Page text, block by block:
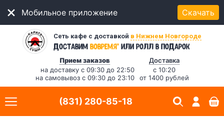
Мобильное приложение Скачать
Сеть кафе с доставкой в Нижнем Новгороде
Доставимвовремя* или ролл в подарок
Прием заказов
на доставку с 09:30 до 22:50
на самовывоз с 09:30 до 23:10
Доставка
с 10:20
от 1400 рублей
(831) 280-85-18